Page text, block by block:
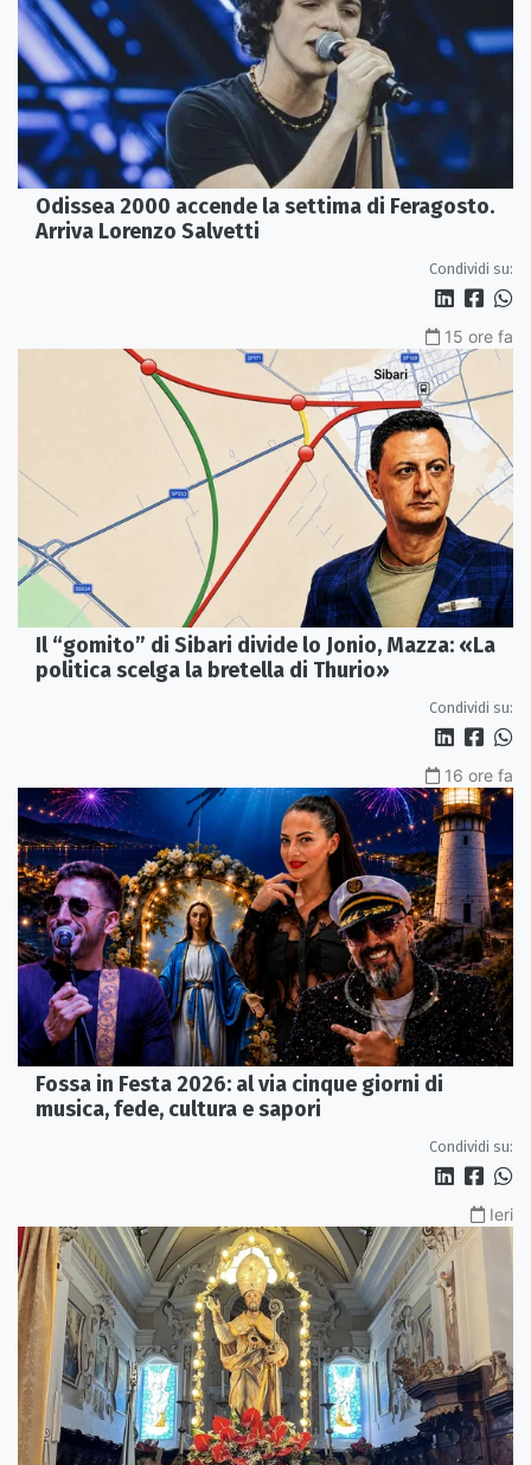
Odissea 2000 accende la settima di Feragosto.
Arriva Lorenzo Salvetti
Condividi su:
15 ore fa
Il “gomito” di Sibari divide lo Jonio, Mazza: «La
politica scelga la bretella di Thurio»
Condividi su:
16 ore fa
Fossa in Festa 2026: al via cinque giorni di
musica, fede, cultura e sapori
Condividi su:
Ieri